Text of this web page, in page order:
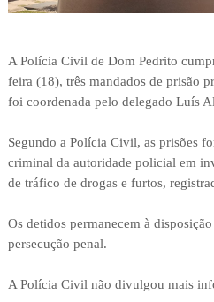
A Polícia Civil de Dom Pedrito
feira (18), três mandados de prisão
foi coordenada pelo delegado Luís
Segundo a Polícia Civil, as prisões
criminal da autoridade policial em
de tráfico de drogas e furtos,
Os detidos permanecem à
persecução penal.
A Polícia Civil não divulgou mais